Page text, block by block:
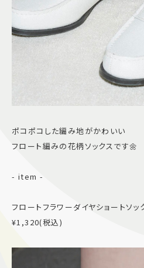
ポコポコした編み地がかわいい
フロート編みの花柄ソックスです🌼
- item -
フロートフラワーダイヤショートソッ
¥1,320(税込)